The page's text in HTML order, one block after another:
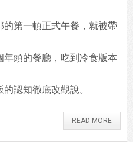
第一頓正式午餐，就被帶
年頭的餐廳，吃到冷食版本
認知徹底改觀說。
READ MORE